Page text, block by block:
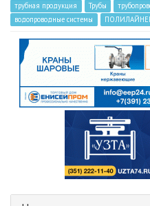
трубная продукция
Трубы
водопроводные системы